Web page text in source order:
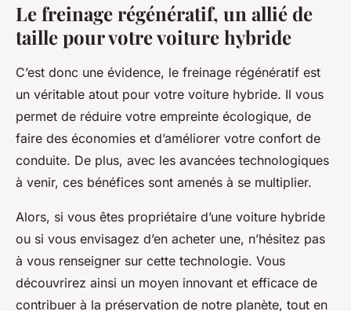
Le freinage régénératif, un allié de
taille pour votre voiture hybride
C’est donc une évidence, le freinage régénératif est
un véritable atout pour votre voiture hybride. Il vous
permet de réduire votre empreinte écologique, de
faire des économies et d’améliorer votre confort de
conduite. De plus, avec les avancées technologiques
à venir, ces bénéfices sont amenés à se multiplier.
Alors, si vous êtes propriétaire d’une voiture hybride
ou si vous envisagez d’en acheter une, n’hésitez pas
à vous renseigner sur cette technologie. Vous
découvrirez ainsi un moyen innovant et efficace de
contribuer à la préservation de notre planète, tout en